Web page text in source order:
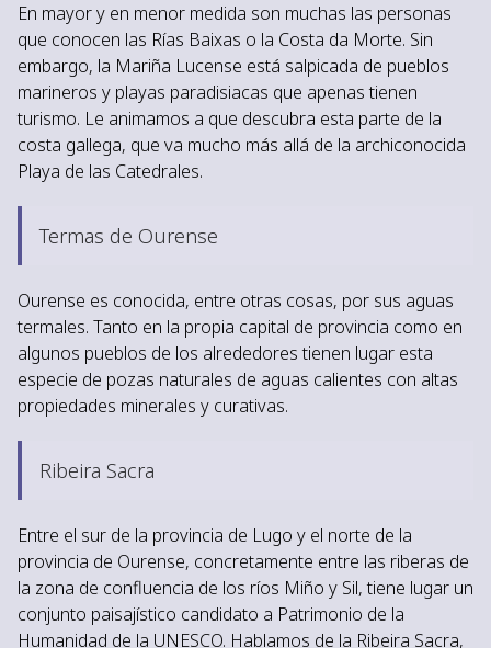
En mayor y en menor medida son muchas las personas
que conocen las Rías Baixas o la Costa da Morte. Sin
embargo, la Mariña Lucense está salpicada de pueblos
marineros y playas paradisiacas que apenas tienen
turismo. Le animamos a que descubra esta parte de la
costa gallega, que va mucho más allá de la archiconocida
Playa de las Catedrales.
Termas de Ourense
Ourense es conocida, entre otras cosas, por sus aguas
termales. Tanto en la propia capital de provincia como en
algunos pueblos de los alrededores tienen lugar esta
especie de pozas naturales de aguas calientes con altas
propiedades minerales y curativas.
Ribeira Sacra
Entre el sur de la provincia de Lugo y el norte de la
provincia de Ourense, concretamente entre las riberas de
la zona de confluencia de los ríos Miño y Sil, tiene lugar un
conjunto paisajístico candidato a Patrimonio de la
Humanidad de la UNESCO. Hablamos de la Ribeira Sacra,